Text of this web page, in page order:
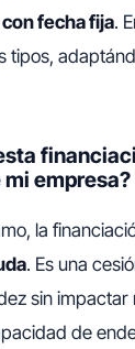
fecha fija.
tipos,
empresa?
la
. Es una
sin
de